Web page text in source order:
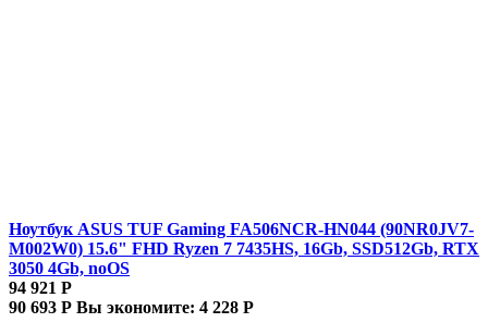
Ноутбук ASUS TUF Gaming FA506NCR-HN044 (90NR0JV7-
M002W0) 15.6" FHD Ryzen 7 7435HS, 16Gb, SSD512Gb, RTX
3050 4Gb, noOS
94 921 Р
90 693 Р Вы экономите: 4 228 Р